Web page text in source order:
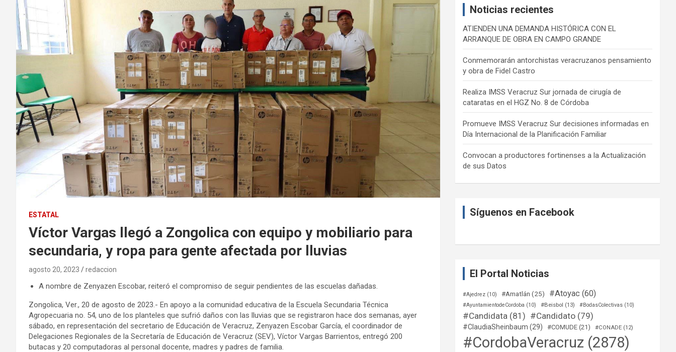
ESTATAL
Víctor Vargas llegó a Zongolica con equipo y mobiliario para
secundaria, y ropa para gente afectada por lluvias
agosto 20, 2023 redaccion
A nombre de Zenyazen Escobar, reiteró el compromiso de seguir pendientes de las escuelas dañadas.
Zongolica, Ver., 20 de agosto de 2023.- En apoyo a la comunidad educativa de la Escuela Secundaria Técnica
Agropecuaria no. 54, uno de los planteles que sufrió daños con las lluvias que se registraron hace dos semanas, ayer
sábado, en representación del secretario de Educación de Veracruz, Zenyazen Escobar García, el coordinador de
Delegaciones Regionales de la Secretaría de Educación de Veracruz (SEV), Víctor Vargas Barrientos, entregó 200
butacas y 20 computadoras al personal docente, madres y padres de familia.
Noticias recientes
ATIENDEN UNA DEMANDA HISTÓRICA CON EL
ARRANQUE DE OBRA EN CAMPO GRANDE
Conmemorarán antorchistas veracruzanos pensamiento
y obra de Fidel Castro
Realiza IMSS Veracruz Sur jornada de cirugía de
cataratas en el HGZ No. 8 de Córdoba
Promueve IMSS Veracruz Sur decisiones informadas en
Día Internacional de la Planificación Familiar
Convocan a productores fortinenses a la Actualización
de sus Datos
Síguenos en Facebook
El Portal Noticias
#Ajedrez (10) #Amatlán (25) #Atoyac (60)
#AyuntamientodeCordoba (10) #Beisbol (13) #BodasColectivas (10)
#Candidata (81) #Candidato (79)
#ClaudiaSheinbaum (29) #COMUDE (21) #CONADE (12)
#CordobaVeracruz (2878)